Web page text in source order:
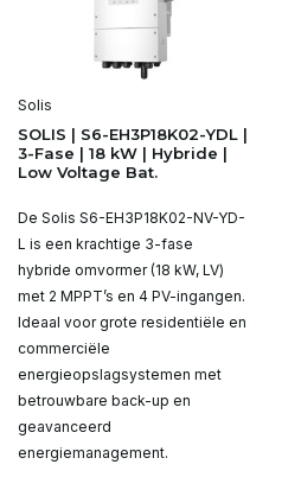
Solis
SOLIS | S6-EH3P18K02-YDL |
3-Fase | 18 kW | Hybride |
Low Voltage Bat.
De Solis S6-EH3P18K02-NV-YD-
L is een krachtige 3-fase
hybride omvormer (18 kW, LV)
met 2 MPPT’s en 4 PV-ingangen.
Ideaal voor grote residentiële en
commerciële
energieopslagsystemen met
betrouwbare back-up en
geavanceerd
energiemanagement.